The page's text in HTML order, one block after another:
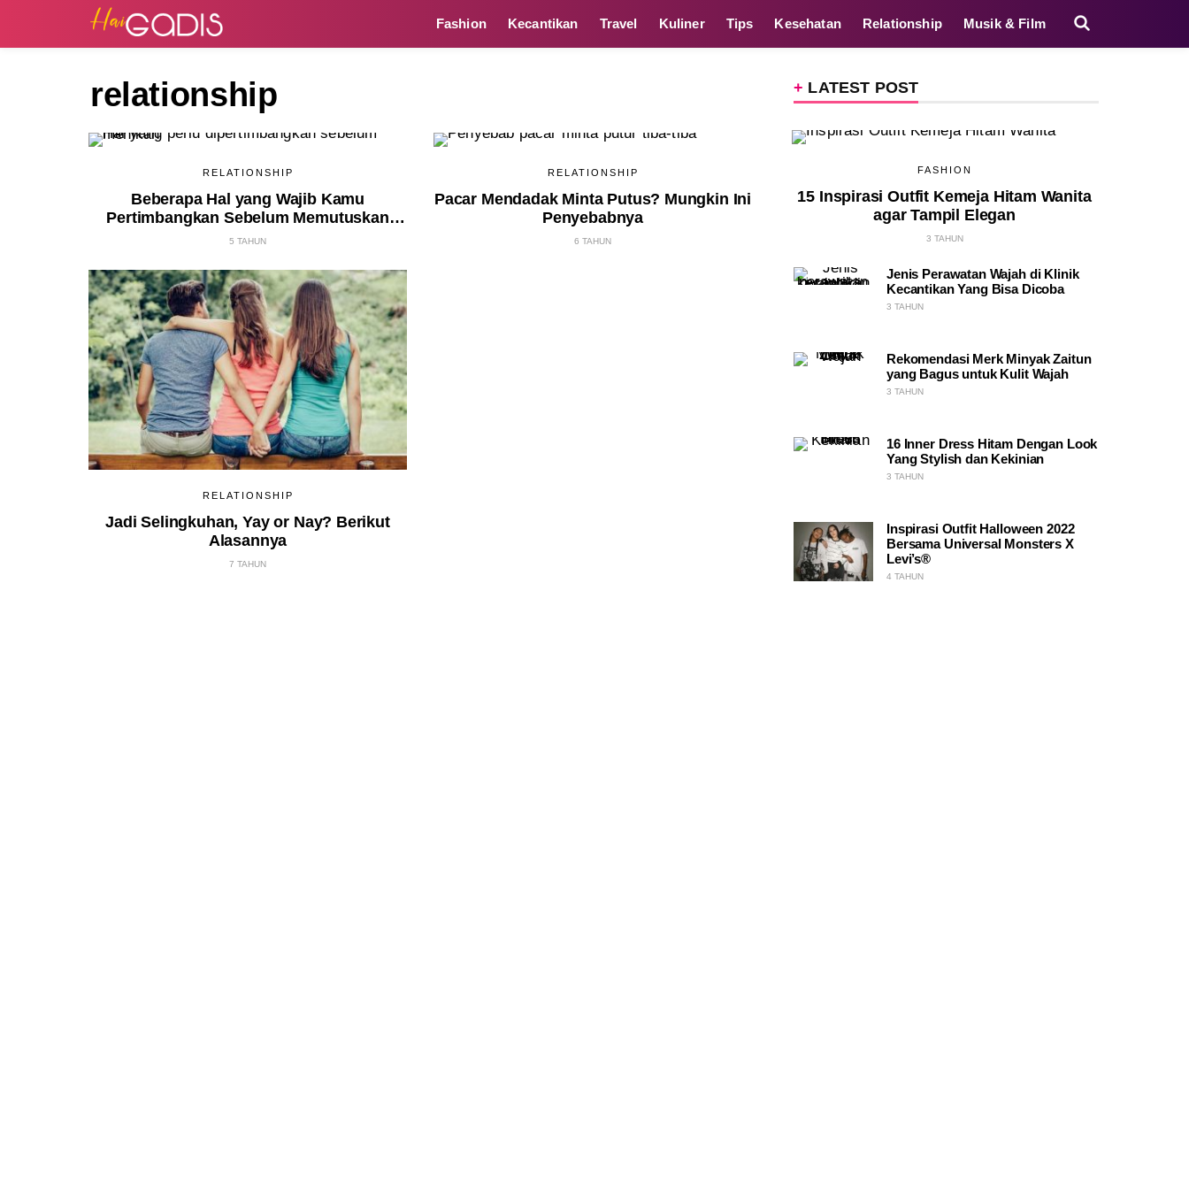
Fashion Kecantikan Travel Kuliner Tips Kesehatan Relationship Musik & Film
relationship
RELATIONSHIP
Beberapa Hal yang Wajib Kamu
Pertimbangkan Sebelum Memutuskan
Menikah
5 TAHUN
RELATIONSHIP
Pacar Mendadak Minta Putus? Mungkin Ini
Penyebabnya
6 TAHUN
RELATIONSHIP
Jadi Selingkuhan, Yay or Nay? Berikut
Alasannya
7 TAHUN
LATEST POST
FASHION
15 Inspirasi Outfit Kemeja Hitam Wanita
agar Tampil Elegan
3 TAHUN
Jenis Perawatan Wajah di Klinik
Kecantikan Yang Bisa Dicoba
3 TAHUN
Rekomendasi Merk Minyak Zaitun
yang Bagus untuk Kulit Wajah
3 TAHUN
16 Inner Dress Hitam Dengan Look
Yang Stylish dan Kekinian
3 TAHUN
Inspirasi Outfit Halloween 2022
Bersama Universal Monsters X
Levi’s®
4 TAHUN